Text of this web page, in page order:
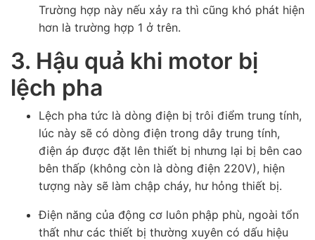
Trường hợp này nếu xảy ra thì cũng khó phát hiện
hơn là trường hợp 1 ở trên.
3. Hậu quả khi motor bị
lệch pha
Lệch pha tức là dòng điện bị trôi điểm trung tính,
lúc này sẽ có dòng điện trong dây trung tính,
điện áp được đặt lên thiết bị nhưng lại bị bên cao
bên thấp (không còn là dòng điện 220V), hiện
tượng này sẽ làm chập cháy, hư hỏng thiết bị.
Điện năng của động cơ luôn phập phù, ngoài tổn
thất như các thiết bị thường xuyên có dấu hiệu